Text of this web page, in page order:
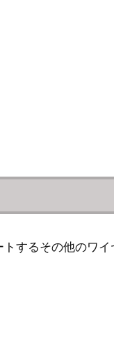
するその他のワイ